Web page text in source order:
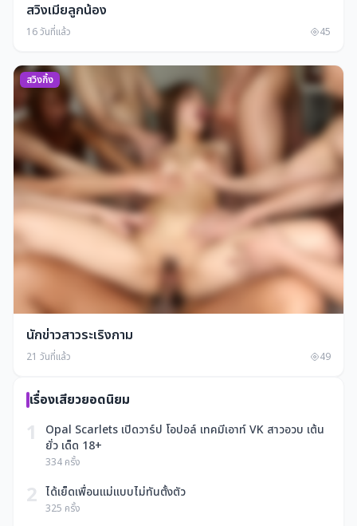
สวิงเมียลูกน้อง
16 วันที่แล้ว 45
สวิงกิ้ง
นักข่าวสาวระเริงกาม
21 วันที่แล้ว 49
เรื่องเสียวยอดนิยม
1
Opal Scarlets เปิดวาร์ป โอปอล์ เทคมีเอาท์ VK สาวอวบ เต้น
ยั่ว เด็ด 18+
334 ครั้ง
2 ได้เย็ดเพื่อนแม่แบบไม่ทันตั้งตัว
325 ครั้ง